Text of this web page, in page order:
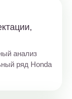
анализ
ряд Honda